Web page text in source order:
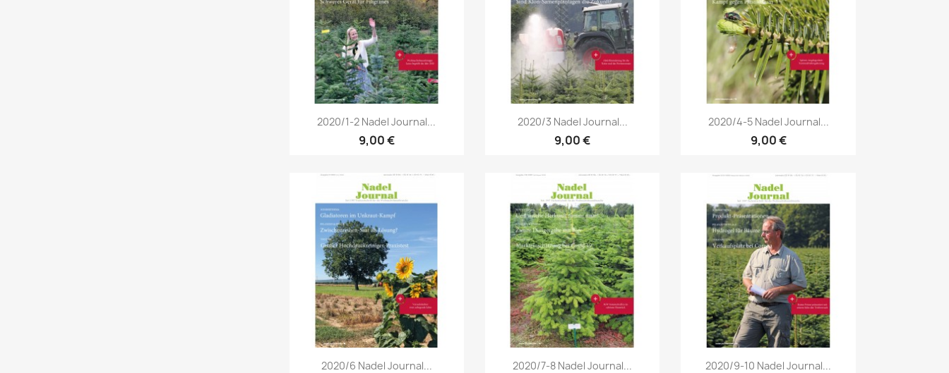
Vorschau
2020/1-2 Nadel Journal...
9,00 €
 Vorschau
2020/3 Nadel Journal...
9,00 €
Vorschau
2020/4-5 Nadel Journal...
9,00 €
 Vorschau
2020/6 Nadel Journal... Vorschau
2020/7-8 Nadel Journal... Vorschau
2020/9-10 Nadel Journal...